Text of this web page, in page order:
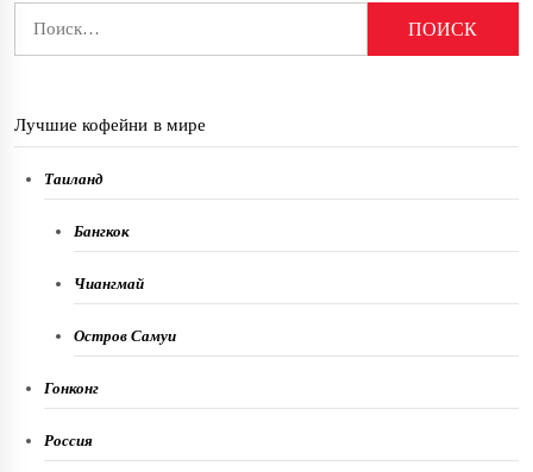
Лучшие кофейни в мире
Таиланд
Бангкок
Чиангмай
Остров Самуи
Гонконг
Россия